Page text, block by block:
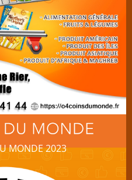
MONDE 2023